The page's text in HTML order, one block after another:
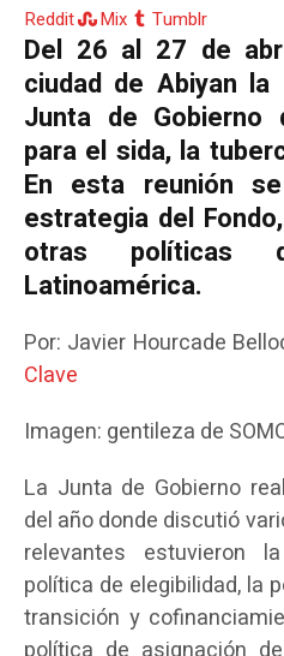
Reddit
Mix Tumblr
Del 26 al 27 de
ciudad de Abiyan
Junta de Gobierno
para el sida, la
En esta reunión
estrategia del
otras políticas
Latinoamérica.
Por: Javier Hourcade
Clave
Imagen: gentileza de
La Junta de Gobierno
del año donde discutió
relevantes estuvieron
política de elegibilidad, la
transición y